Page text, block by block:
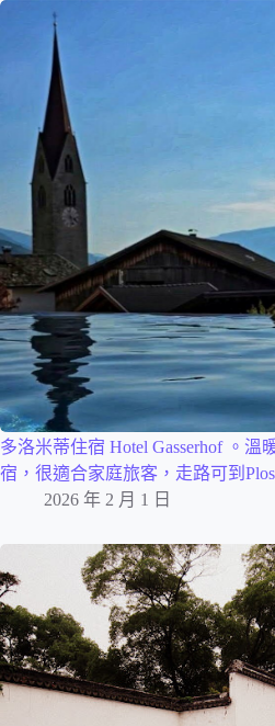
多洛米蒂住宿 Hotel Gasserhof 。溫
宿，很適合家庭旅客，走路可到
2026 年 2 月 1 日